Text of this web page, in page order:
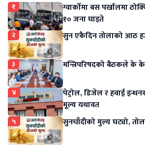
१
ग्वार्कोमा बस पर्खालमा
१० जना घाइते
२ सुन एकैदिन तोलाको आठ
३ मन्त्रिपरिषदको बैठकले के के
४
पेट्रोल, डिजेल र हवाई
मूल्य यथावत
५ सुनचाँदीको मुल्य घट्यो,